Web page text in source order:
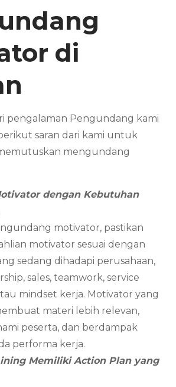
di
pengalaman Pengundang kami
saran dari kami untuk
mengundang
dengan Kebutuhan
motivator, pastikan
motivator sesuai dengan
sedang dihadapi perusahaan,
sales, teamwork, service
mindset kerja. Motivator yang
materi lebih relevan,
peserta, dan berdampak
performa kerja.
Memiliki Action Plan yang